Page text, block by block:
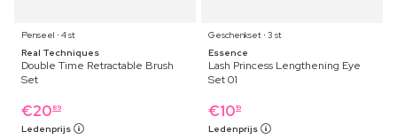
Penseel ⋅ 4 st
Real Techniques
Double Time Retractable Brush
Set
€20 89
Ledenprijs
Geschenkset ⋅ 3 st
Essence
Lash Princess Lengthening Eye
Set 01
€1019
Ledenprijs